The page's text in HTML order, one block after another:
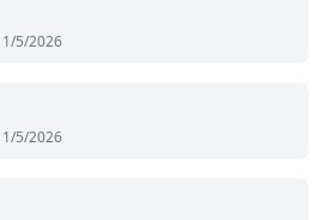
1/5/2026
1/5/2026